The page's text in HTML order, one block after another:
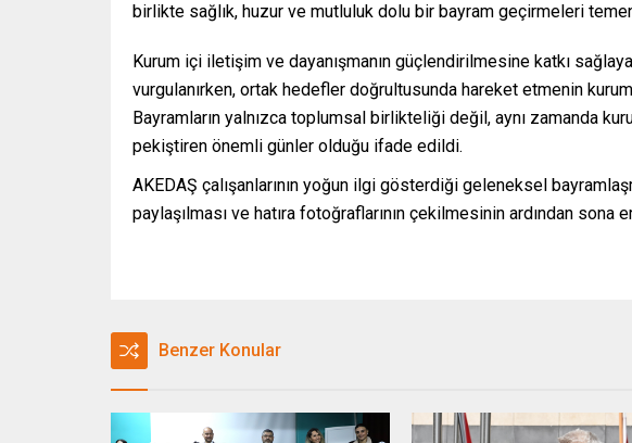
birlikte sağlık, huzur ve mutluluk dolu bir bayram geçirmeleri
Kurum içi iletişim ve dayanışmanın güçlendirilmesine katkı
vurgulanırken, ortak hedefler doğrultusunda hareket etmenin
Bayramların yalnızca toplumsal birlikteliği değil, aynı zamanda
pekiştiren önemli günler olduğu ifade edildi.
AKEDAŞ çalışanlarının yoğun ilgi gösterdiği geleneksel
paylaşılması ve hatıra fotoğraflarının çekilmesinin ardından sona
Benzer Konular